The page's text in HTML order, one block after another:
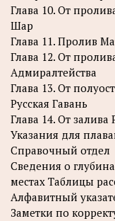
Глава 10. От
Шар
Глава 11. Пролив
Глава 12. От
Адмиралтейства
Глава 13. От
Русская Гавань
Глава 14. От
Указания для
Справочный отдел
Сведения о
местах Таблицы
Алфавитный
Заметки по